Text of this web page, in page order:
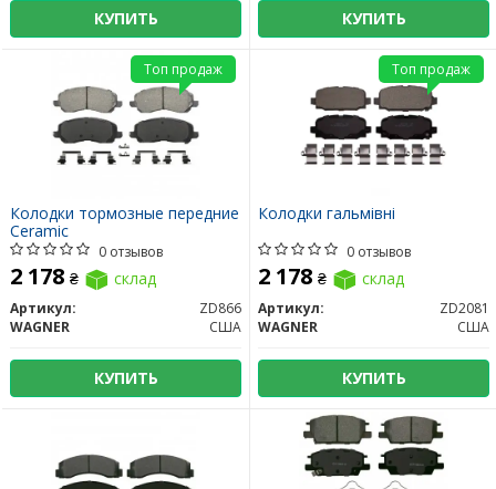
КУПИТЬ КУПИТЬ
Колодки тормозные передние
Ceramic
0 отзывов
2 178 ₴ склад
Артикул:
ZD866
WAGNER
США
КУПИТЬ
Топ продаж
Колодки гальмівні
0 отзывов
2 178 ₴ склад
Артикул:
ZD2081
WAGNER
США
КУПИТЬ
Топ продаж